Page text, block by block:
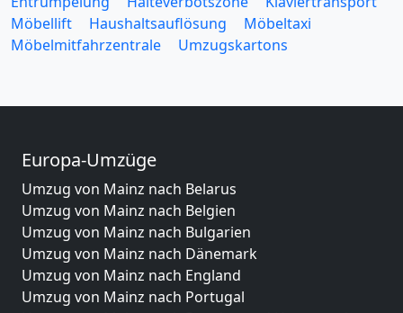
Möbellift
Haushaltsauflösung
Möbeltaxi
Möbelmitfahrzentrale
Umzugskartons
Europa-Umzüge
Umzug von Mainz nach Belarus
Umzug von Mainz nach Belgien
Umzug von Mainz nach Bulgarien
Umzug von Mainz nach Dänemark
Umzug von Mainz nach England
Umzug von Mainz nach Portugal